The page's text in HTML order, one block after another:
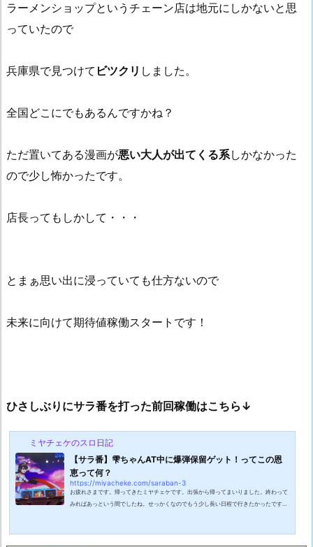
ラーメンショップというチェーン店は地元にしかないと思
っていたので
兵庫県で見つけて ビツクリ しました。
全国どこにでもあるんですかね？
ただ置いてある漫画が悪い大人が出てくる系しかなかった
ので少し怖かったです。
店長ってもしかして・・・
とまぁ思い出に浸っていても仕方ないので
未来に向けて期待値稼働スタートです！
ひさしぶりにサラ番を打った前回稼働はこちら↓
ミヤチェケのスロ日記
【サラ番】雫ちゃんAT中に爆弾保留ゲット！ってこの恩
恵って何？
https://miyacheke.com/saraban-3
お疲れさまです。帰ってきたミヤチェケです。出張から帰ってまいりました。終わって
みればあっという間でしたね。せっかくなのでもう少し長い日程で行きたかったです。